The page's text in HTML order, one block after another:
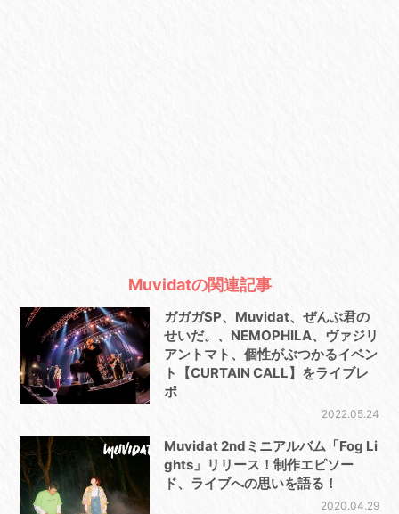
Muvidatの関連記事
ガガガSP、Muvidat、ぜんぶ君の
せいだ。、NEMOPHILA、ヴァジリ
アントマト、個性がぶつかるイベン
ト【CURTAIN CALL】をライブレ
ポ
2022.05.24
Muvidat 2ndミニアルバム「Fog Li
ghts」リリース！制作エピソー
ド、ライブへの思いを語る！
2020.04.29